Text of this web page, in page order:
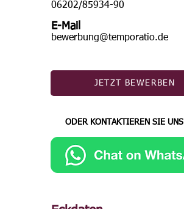
06202/85934-90
bewerbung@temporatio.de
E-Mail
JETZT BEWERBEN
ODER KONTAKTIEREN SIE